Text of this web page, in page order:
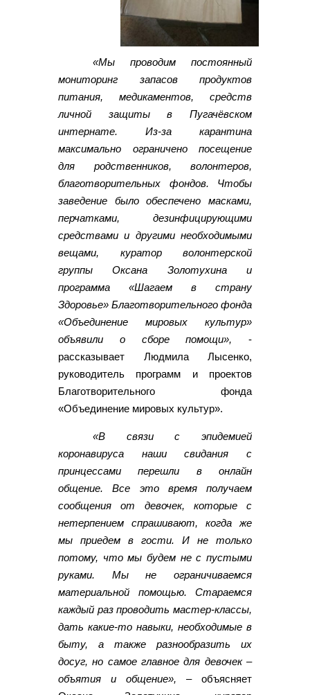
«Мы проводим постоянный
мониторинг запасов продуктов
питания, медикаментов, средств
личной защиты в Пугачёвском
интернате. Из-за карантина
максимально ограничено посещение
для родственников, волонтеров,
благотворительных фондов. Чтобы
заведение было обеспечено масками,
перчатками, дезинфицирующими
средствами и другими необходимыми
вещами, куратор волонтерской
группы Оксана Золотухина и
программа «Шагаем в страну
Здоровье» Благотворительного фонда
«Объединение мировых культур»
объявили о сборе помощи», -
рассказывает Людмила Лысенко,
руководитель программ и проектов
Благотворительного фонда
«Объединение мировых культур».
«В связи с эпидемией
коронавируса наши свидания с
принцессами перешли в онлайн
общение. Все это время получаем
сообщения от девочек, которые с
нетерпением спрашивают, когда же
мы приедем в гости. И не только
потому, что мы будем не с пустыми
руками. Мы не ограничиваемся
материальной помощью. Стараемся
каждый раз проводить мастер-классы,
дать какие-то навыки, необходимые в
быту, а также разнообразить их
досуг, но самое главное для девочек –
объятия и общение», – объясняет